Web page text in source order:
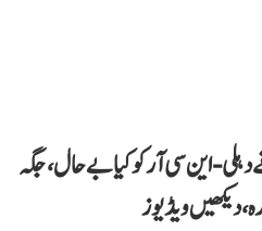
این سی آر کو کیا بے حال، جگہ
دیکھیں ویڈیوز